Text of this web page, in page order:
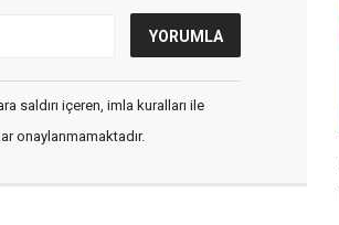
saldırı içeren, imla kuralları ile
onaylanmamaktadır.